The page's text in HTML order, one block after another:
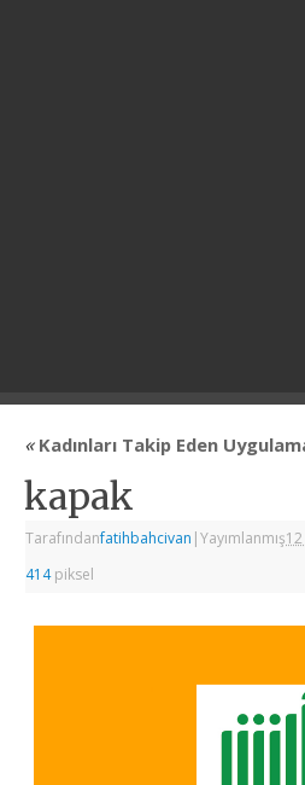
«Kadınları Takip Eden
kapak
Tarafındanfatihbahcivan |Yayımlanmış
414piksel